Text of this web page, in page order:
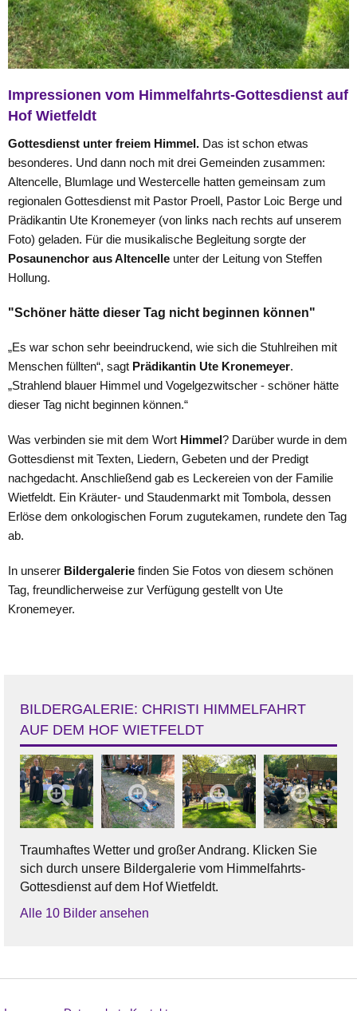
Impressionen vom Himmelfahrts-Gottesdienst auf
Hof Wietfeldt
Gottesdienst unter freiem Himmel. Das ist schon etwas
besonderes. Und dann noch mit drei Gemeinden zusammen:
Altencelle, Blumlage und Westercelle hatten gemeinsam zum
regionalen Gottesdienst mit Pastor Proell, Pastor Loic Berge und
Prädikantin Ute Kronemeyer (von links nach rechts auf unserem
Foto) geladen. Für die musikalische Begleitung sorgte der
Posaunenchor aus Altencelle unter der Leitung von Steffen
Hollung.
"Schöner hätte dieser Tag nicht beginnen können"
„Es war schon sehr beeindruckend, wie sich die Stuhlreihen mit
Menschen füllten“, sagt Prädikantin Ute Kronemeyer.
„Strahlend blauer Himmel und Vogelgezwitscher - schöner hätte
dieser Tag nicht beginnen können.“
Was verbinden sie mit dem Wort Himmel ? Darüber wurde in dem
Gottesdienst mit Texten, Liedern, Gebeten und der Predigt
nachgedacht. Anschließend gab es Leckereien von der Familie
Wietfeldt. Ein Kräuter- und Staudenmarkt mit Tombola, dessen
Erlöse dem onkologischen Forum zugutekamen, rundete den Tag
ab.
In unserer Bildergalerie finden Sie Fotos von diesem schönen
Tag, freundlicherweise zur Verfügung gestellt von Ute
Kronemeyer.
BILDERGALERIE: CHRISTI HIMMELFAHRT
AUF DEM HOF WIETFELDT
Traumhaftes Wetter und großer Andrang. Klicken Sie
sich durch unsere Bildergalerie vom Himmelfahrts-
Gottesdienst auf dem Hof Wietfeldt.
Alle 10 Bilder ansehen